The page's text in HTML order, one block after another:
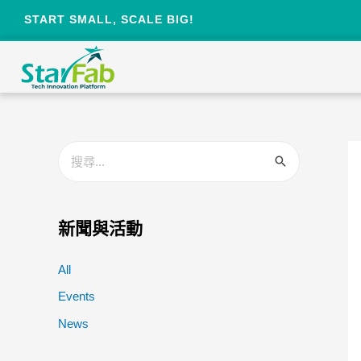
START SMALL, SCALE BIG!
新聞與活動
All
Events
News